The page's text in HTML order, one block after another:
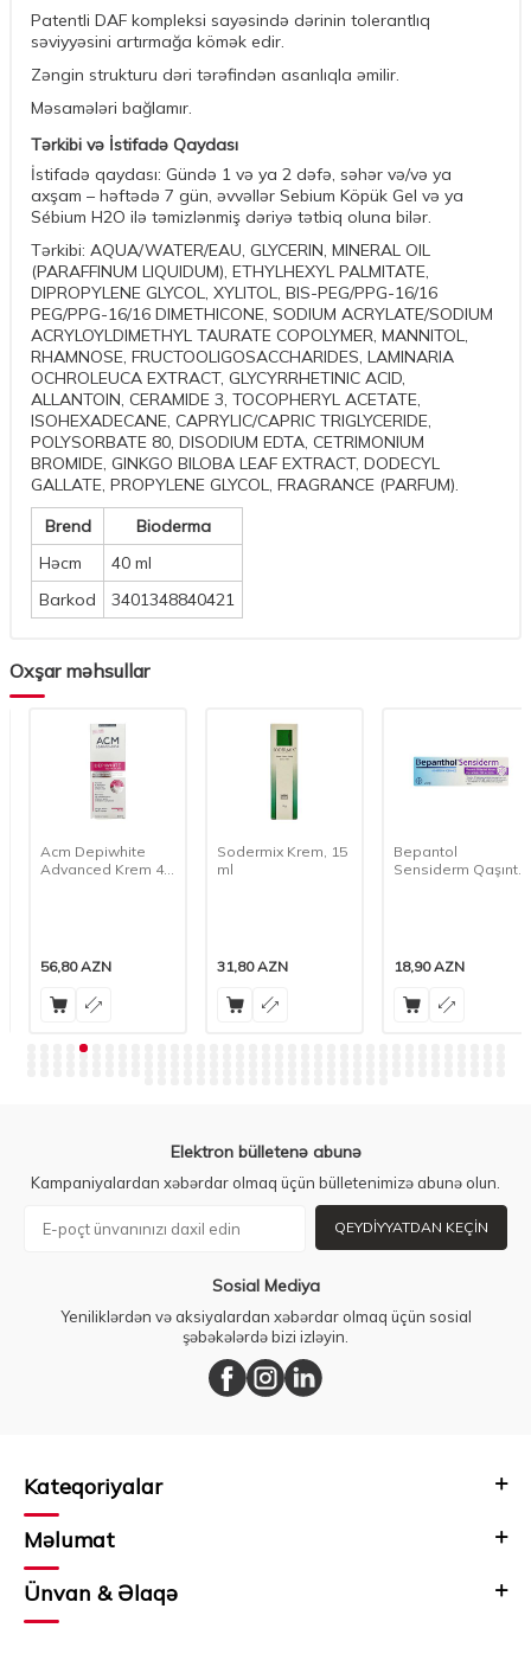
Patentli DAF kompleksi sayəsində dərinin tolerantlıq
səviyyəsini artırmağa kömək edir.
Zəngin strukturu dəri tərəfindən asanlıqla əmilir.
Məsamələri bağlamır.
Tərkibi və İstifadə Qaydası
İstifadə qaydası: Gündə 1 və ya 2 dəfə, səhər və/və ya
axşam – həftədə 7 gün, əvvəllər Sebium Köpük Gel və ya
Sébium H2O ilə təmizlənmiş dəriyə tətbiq oluna bilər.
Tərkibi: AQUA/WATER/EAU, GLYCERIN, MINERAL OIL
(PARAFFINUM LIQUIDUM), ETHYLHEXYL PALMITATE,
DIPROPYLENE GLYCOL, XYLITOL, BIS-PEG/PPG-16/16
PEG/PPG-16/16 DIMETHICONE, SODIUM ACRYLATE/SODIUM
ACRYLOYLDIMETHYL TAURATE COPOLYMER, MANNITOL,
RHAMNOSE, FRUCTOOLIGOSACCHARIDES, LAMINARIA
OCHROLEUCA EXTRACT, GLYCYRRHETINIC ACID,
ALLANTOIN, CERAMIDE 3, TOCOPHERYL ACETATE,
ISOHEXADECANE, CAPRYLIC/CAPRIC TRIGLYCERIDE,
POLYSORBATE 80, DISODIUM EDTA, CETRIMONIUM
BROMIDE, GINKGO BILOBA LEAF EXTRACT, DODECYL
GALLATE, PROPYLENE GLYCOL, FRAGRANCE (PARFUM).
Brend
Bioderma
Həcm
40 ml
Barkod
3401348840421
Oxşar məhsullar
Acm Depiwhite
Advanced Krem 40
56,80AZN
Sodermix Krem, 15
31,80AZN
Bepantol
Sensiderm Qaşıntı
18,90AZN
Elektron bülletenə abunə
Kampaniyalardan xəbərdar olmaq üçün bülletenimizə abunə olun.
QEYDIYYATDAN KEÇIN
Sosial Mediya
Yeniliklərdən və aksiyalardan xəbərdar olmaq üçün sosial
şəbəkələrdə bizi izləyin.
Kateqoriyalar
Məlumat
Ünvan & Əlaqə